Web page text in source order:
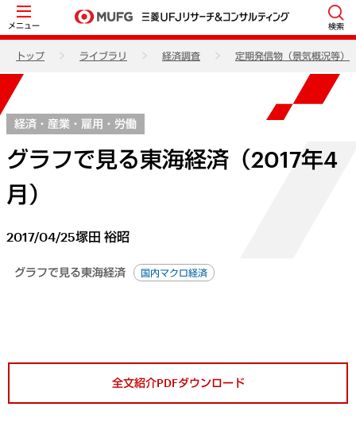
メニュー 検索
トップ ライブラリ 経済調査 定期発信物（景気概況等）
経済・産業・雇用・労働
グラフで見る東海経済（2017年4
月）
2017/04/25塚田 裕昭
グラフで見る東海経済 国内マクロ経済
全文紹介PDFダウンロード